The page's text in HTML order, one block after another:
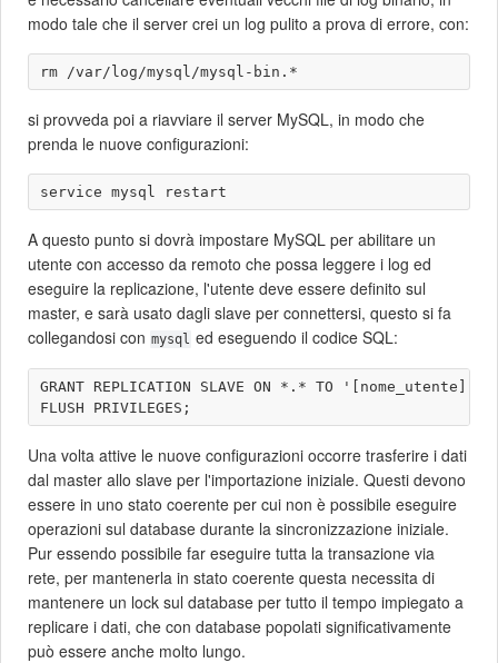
modo tale che il server crei un log pulito a prova di errore, con:
si provveda poi a riavviare il server MySQL, in modo che
prenda le nuove configurazioni:
A questo punto si dovrà impostare MySQL per abilitare un
utente con accesso da remoto che possa leggere i log ed
eseguire la replicazione, l'utente deve essere definito sul
master, e sarà usato dagli slave per connettersi, questo si fa
collegandosi con mysql ed eseguendo il codice SQL:
GRANT REPLICATION SLAVE ON *.* TO
Una volta attive le nuove configurazioni occorre trasferire i dati
dal master allo slave per l'importazione iniziale. Questi devono
essere in uno stato coerente per cui non è possibile eseguire
operazioni sul database durante la sincronizzazione iniziale.
Pur essendo possibile far eseguire tutta la transazione via
rete, per mantenerla in stato coerente questa necessita di
mantenere un lock sul database per tutto il tempo impiegato a
replicare i dati, che con database popolati significativamente
può essere anche molto lungo.